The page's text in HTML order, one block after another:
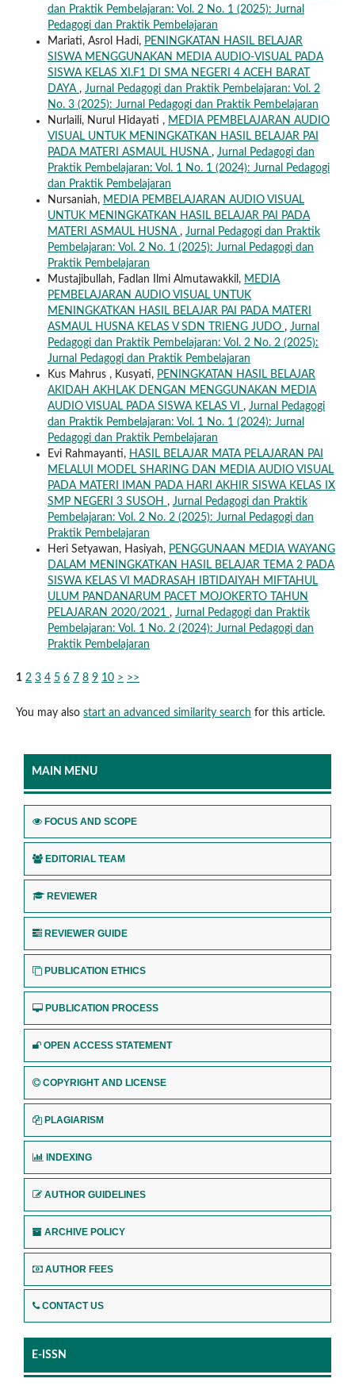
dan Praktik Pembelajaran: Vol. 2 No. 1 (2025): Jurnal
Pedagogi dan Praktik Pembelajaran
Mariati, Asrol Hadi, PENINGKATAN HASIL BELAJAR
SISWA MENGGUNAKAN MEDIA AUDIO-VISUAL PADA
SISWA KELAS XI.F1 DI SMA NEGERI 4 ACEH BARAT
DAYA , Jurnal Pedagogi dan Praktik Pembelajaran: Vol. 2
No. 3 (2025): Jurnal Pedagogi dan Praktik Pembelajaran
Nurlaili, Nurul Hidayati , MEDIA PEMBELAJARAN AUDIO
VISUAL UNTUK MENINGKATKAN HASIL BELAJAR PAI
PADA MATERI ASMAUL HUSNA , Jurnal Pedagogi dan
Praktik Pembelajaran: Vol. 1 No. 1 (2024): Jurnal Pedagogi
dan Praktik Pembelajaran
Nursaniah, MEDIA PEMBELAJARAN AUDIO VISUAL
UNTUK MENINGKATKAN HASIL BELAJAR PAI PADA
MATERI ASMAUL HUSNA , Jurnal Pedagogi dan Praktik
Pembelajaran: Vol. 2 No. 1 (2025): Jurnal Pedagogi dan
Praktik Pembelajaran
Mustajibullah, Fadlan Ilmi Almutawakkil, MEDIA
PEMBELAJARAN AUDIO VISUAL UNTUK
MENINGKATKAN HASIL BELAJAR PAI PADA MATERI
ASMAUL HUSNA KELAS V SDN TRIENG JUDO , Jurnal
Pedagogi dan Praktik Pembelajaran: Vol. 2 No. 2 (2025):
Jurnal Pedagogi dan Praktik Pembelajaran
Kus Mahrus , Kusyati, PENINGKATAN HASIL BELAJAR
AKIDAH AKHLAK DENGAN MENGGUNAKAN MEDIA
AUDIO VISUAL PADA SISWA KELAS VI , Jurnal Pedagogi
dan Praktik Pembelajaran: Vol. 1 No. 1 (2024): Jurnal
Pedagogi dan Praktik Pembelajaran
Evi Rahmayanti, HASIL BELAJAR MATA PELAJARAN PAI
MELALUI MODEL SHARING DAN MEDIA AUDIO VISUAL
PADA MATERI IMAN PADA HARI AKHIR SISWA KELAS IX
SMP NEGERI 3 SUSOH , Jurnal Pedagogi dan Praktik
Pembelajaran: Vol. 2 No. 2 (2025): Jurnal Pedagogi dan
Praktik Pembelajaran
Heri Setyawan, Hasiyah, PENGGUNAAN MEDIA WAYANG
DALAM MENINGKATKAN HASIL BELAJAR TEMA 2 PADA
SISWA KELAS VI MADRASAH IBTIDAIYAH MIFTAHUL
ULUM PANDANARUM PACET MOJOKERTO TAHUN
PELAJARAN 2020/2021 , Jurnal Pedagogi dan Praktik
Pembelajaran: Vol. 1 No. 2 (2024): Jurnal Pedagogi dan
Praktik Pembelajaran
1 2 3 4 5 6 7 8 9 10 > >>
You may also start an advanced similarity search for this article.
MAIN MENU
FOCUS AND SCOPE
EDITORIAL TEAM
REVIEWER
REVIEWER GUIDE
PUBLICATION ETHICS
PUBLICATION PROCESS
OPEN ACCESS STATEMENT
COPYRIGHT AND LICENSE
PLAGIARISM
INDEXING
AUTHOR GUIDELINES
ARCHIVE POLICY
AUTHOR FEES
CONTACT US
E-ISSN